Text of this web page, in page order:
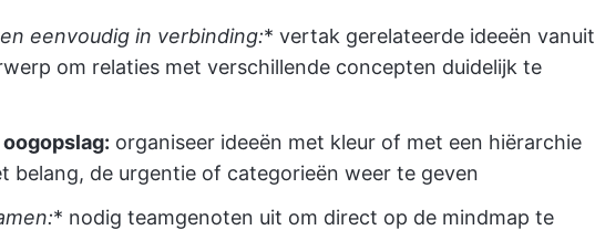
eenvoudig in verbinding:* vertak gerelateerde ideeën vanuit
om relaties met verschillende concepten duidelijk te
organiseer ideeën met kleur of met een hiërarchie
belang, de urgentie of categorieën weer te geven
* nodig teamgenoten uit om direct op de mindmap te